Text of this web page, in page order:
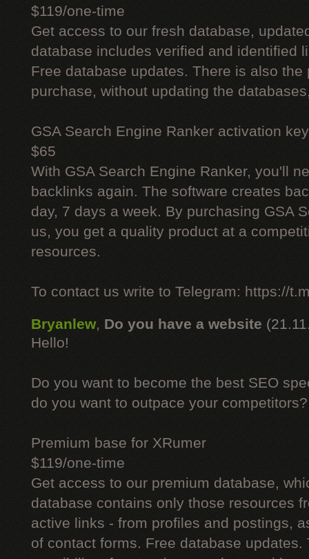
$119/one-time
Get access to our fresh database,
database includes verified and identified
Free database updates. There is also
purchase, without updating the
GSA Search Engine Ranker activation key
$65
With GSA Search Engine Ranker, you'll
backlinks again. The software creates
day, 7 days a week. By purchasing GSA
us, you get a quality product at a
resources.
To contact us write to Telegram: https://
Bryanlew, Do you have a website
Hello!
Do you want to become the best SEO
do you want to outpace your competitors?
Premium base for XRumer
$119/one-time
Get access to our premium database,
database contains only those resources
active links - from profiles and postings,
of contact forms. Free database updates.